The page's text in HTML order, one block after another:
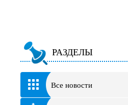
РАЗДЕЛЫ
Все новости